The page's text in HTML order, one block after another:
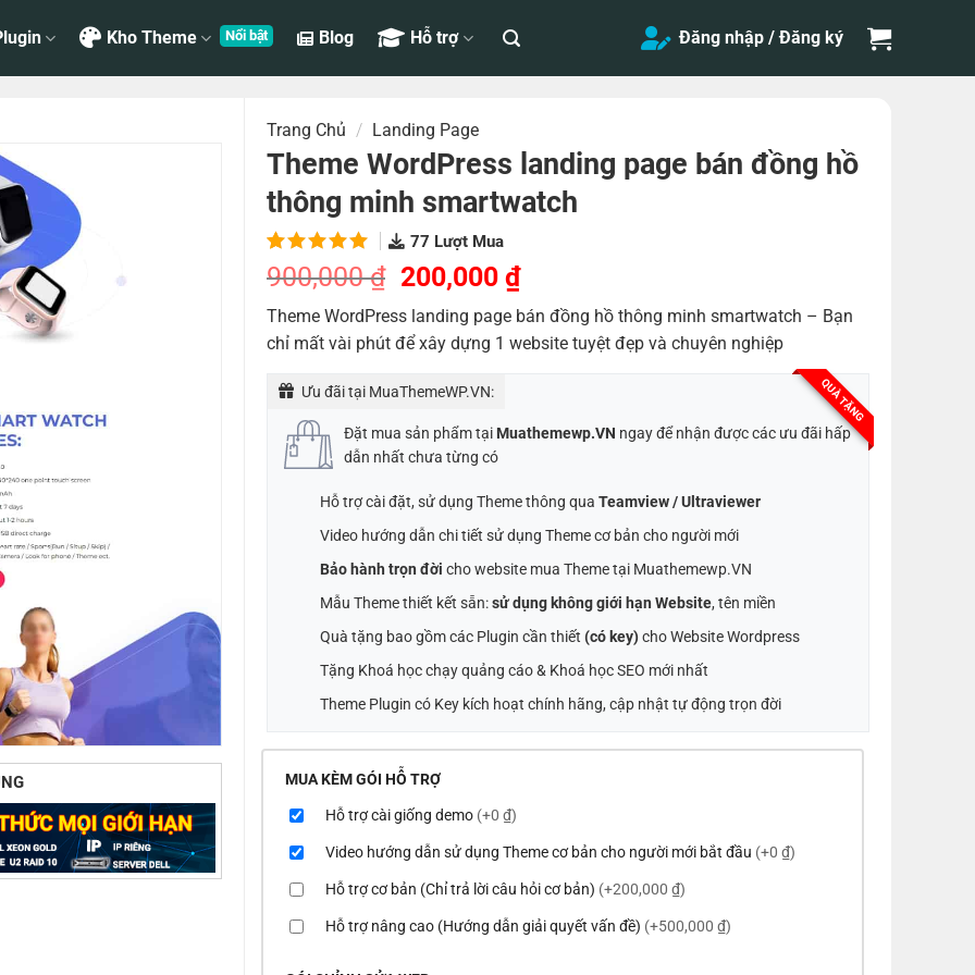
Kho Theme Blog Hỗ trợ Đăng nhập / Đăng ký
Trang Chủ / Landing Page
Theme WordPress landing page bán đồng hồ
thông minh smartwatch
5.00trên
5 dựa
trên
2
đánh
giá
77 Lượt Mua
900,000₫ Giá
gốc
là:
900,000 ₫.
200,000 ₫Giá
hiện
tại
là:
Theme WordPress landing page bán đồng hồ thông minh smartwatch – Bạn
chỉ mất vài phút để xây dựng 1 website tuyệt đẹp và chuyên nghiệp
QUÀ TẶNG
Ưu đãi tại MuaThemeWP.VN:
Đặt mua sản phẩm tại Muathemewp.VN ngay để nhận được các ưu đãi hấp
dẫn nhất chưa từng có
Hỗ trợ cài đặt, sử dụng Theme thông qua Teamview / Ultraviewer
Video hướng dẫn chi tiết sử dụng Theme cơ bản cho người mới
Bảo hành trọn đời cho website mua Theme tại Muathemewp.VN
Mẫu Theme thiết kết sẵn:sử dụng không giới hạn Website, tên miền
Quà tặng bao gồm các Plugin cần thiết (có key)cho Website Wordpress
Tặng Khoá học chạy quảng cáo & Khoá học SEO mới nhất
Theme Plugin có Key kích hoạt chính hãng, cập nhật tự động trọn đời
MUA KÈM GÓI HỖ TRỢ
Hỗ trợ cài giống demo (+0 ₫)
Video hướng dẫn sử dụng Theme cơ bản cho người mới bắt đầu (+0 ₫)
Hỗ trợ cơ bản (Chỉ trả lời câu hỏi cơ bản) (+200,000 ₫)
Hỗ trợ nâng cao (Hướng dẫn giải quyết vấn đề) (+500,000 ₫)